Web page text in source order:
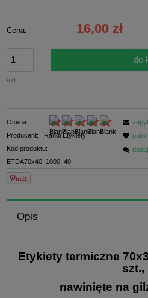
Cena nie zawiera ewentualnych
Cena: 16,00 zł
szt.
do
Ocena:
Producent:
Randi Etykiety
Kod produktu:
ETDA70x40_1000_40
Opis
Etykiety termiczne
szt.,
nawinięte na